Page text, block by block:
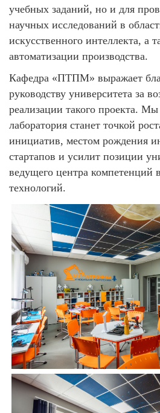
учебных заданий, но и для
научных исследований в
искусственного интеллекта, а
автоматизации производства.
Кафедра «ПТПМ» выражает
руководству университета за
реализации такого проекта.
лаборатория станет точкой
инициатив, местом рождения
стартапов и усилит позиции
ведущего центра компетенций
технологий.